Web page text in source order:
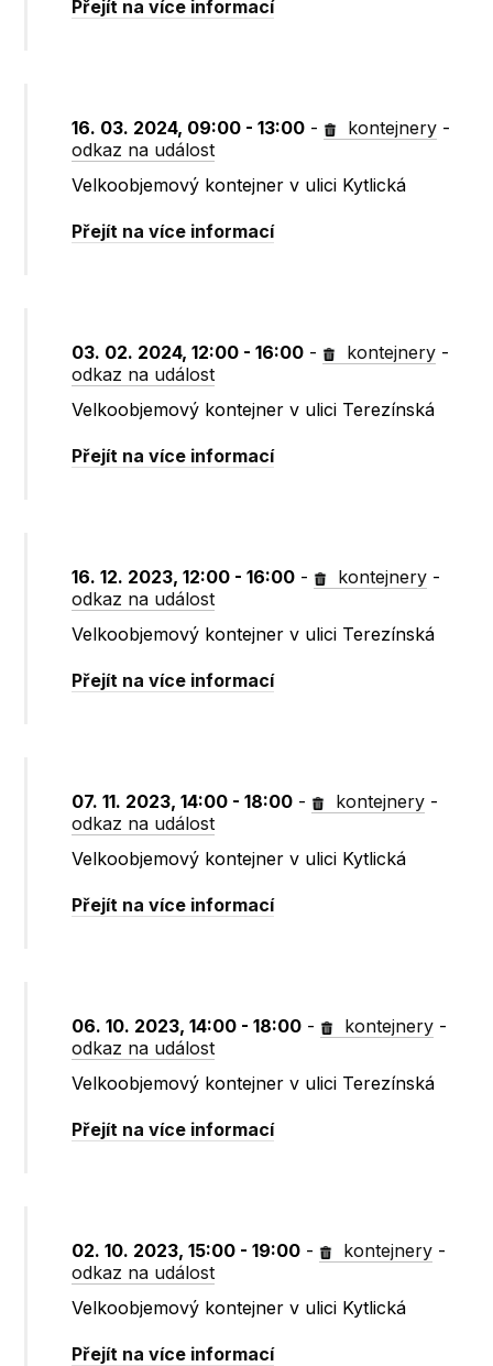
Přejít na více informací
16. 03. 2024, 09:00 - 13:00 - kontejnery -
odkaz na událost
Velkoobjemový kontejner v ulici Kytlická
Přejít na více informací
03. 02. 2024, 12:00 - 16:00 - kontejnery -
odkaz na událost
Velkoobjemový kontejner v ulici Terezínská
Přejít na více informací
16. 12. 2023, 12:00 - 16:00 - kontejnery -
odkaz na událost
Velkoobjemový kontejner v ulici Terezínská
Přejít na více informací
07. 11. 2023, 14:00 - 18:00 - kontejnery -
odkaz na událost
Velkoobjemový kontejner v ulici Kytlická
Přejít na více informací
06. 10. 2023, 14:00 - 18:00 - kontejnery -
odkaz na událost
Velkoobjemový kontejner v ulici Terezínská
Přejít na více informací
02. 10. 2023, 15:00 - 19:00 - kontejnery -
odkaz na událost
Velkoobjemový kontejner v ulici Kytlická
Přejít na více informací